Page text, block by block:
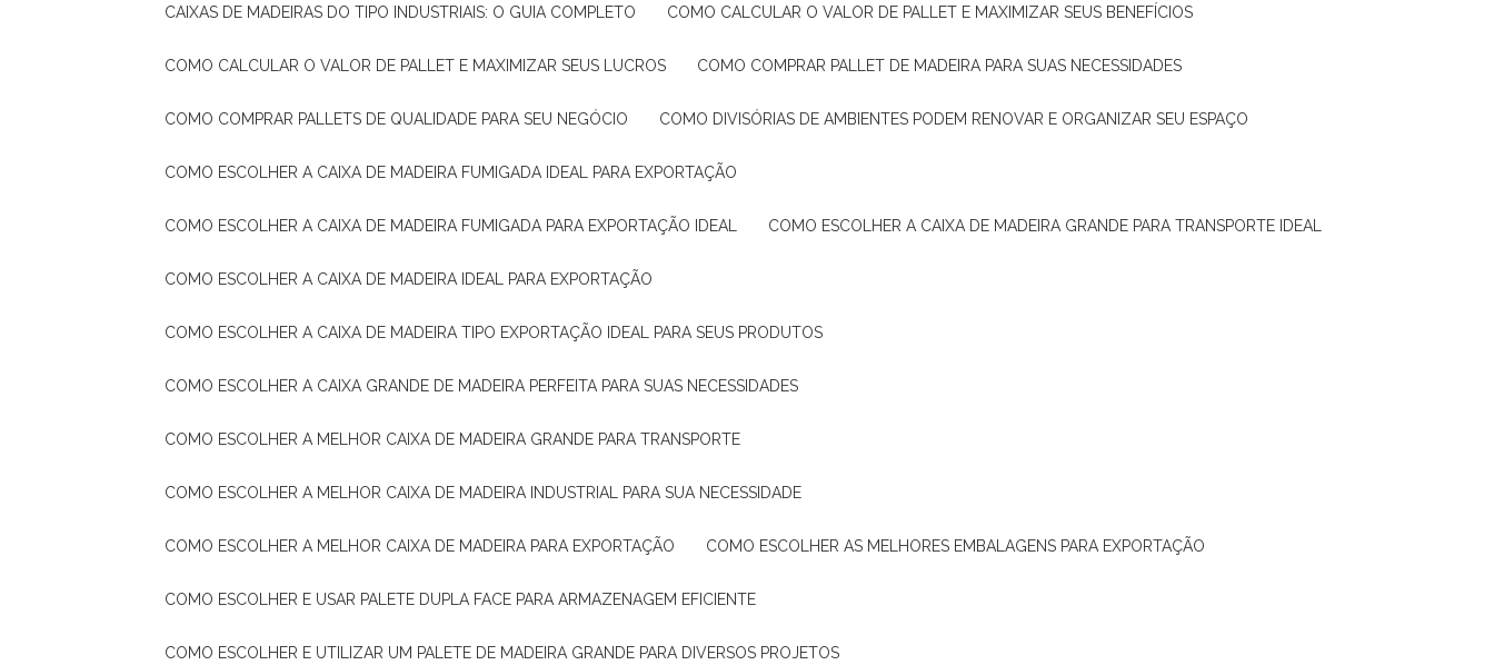
CAIXAS DE MADEIRAS DO TIPO INDUSTRIAIS: O GUIA COMPLETO COMO CALCULAR O VALOR DE PALLET E MAXIMIZAR SEUS BENEFÍCIOS
COMO CALCULAR O VALOR DE PALLET E MAXIMIZAR SEUS LUCROS COMO COMPRAR PALLET DE MADEIRA PARA SUAS NECESSIDADES
COMO COMPRAR PALLETS DE QUALIDADE PARA SEU NEGÓCIO COMO DIVISÓRIAS DE AMBIENTES PODEM RENOVAR E ORGANIZAR SEU ESPAÇO
COMO ESCOLHER A CAIXA DE MADEIRA FUMIGADA IDEAL PARA EXPORTAÇÃO
COMO ESCOLHER A CAIXA DE MADEIRA FUMIGADA PARA EXPORTAÇÃO IDEAL COMO ESCOLHER A CAIXA DE MADEIRA GRANDE PARA TRANSPORTE IDEAL
COMO ESCOLHER A CAIXA DE MADEIRA IDEAL PARA EXPORTAÇÃO
COMO ESCOLHER A CAIXA DE MADEIRA TIPO EXPORTAÇÃO IDEAL PARA SEUS PRODUTOS
COMO ESCOLHER A CAIXA GRANDE DE MADEIRA PERFEITA PARA SUAS NECESSIDADES
COMO ESCOLHER A MELHOR CAIXA DE MADEIRA GRANDE PARA TRANSPORTE
COMO ESCOLHER A MELHOR CAIXA DE MADEIRA INDUSTRIAL PARA SUA NECESSIDADE
COMO ESCOLHER A MELHOR CAIXA DE MADEIRA PARA EXPORTAÇÃO COMO ESCOLHER AS MELHORES EMBALAGENS PARA EXPORTAÇÃO
COMO ESCOLHER E USAR PALETE DUPLA FACE PARA ARMAZENAGEM EFICIENTE
COMO ESCOLHER E UTILIZAR UM PALETE DE MADEIRA GRANDE PARA DIVERSOS PROJETOS